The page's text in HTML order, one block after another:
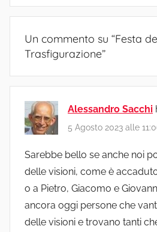
Un commento su “Festa
Trasfigurazione”
Alessandro Sacchi
5 Agosto 2023 alle
Sarebbe bello se anche noi
delle visioni, come è
o a Pietro, Giacomo e
ancora oggi persone che
delle visioni e trovano tanti